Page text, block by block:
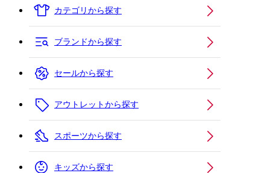
カテゴリから探す
ブランドから探す
セールから探す
アウトレットから探す
スポーツから探す
キッズから探す